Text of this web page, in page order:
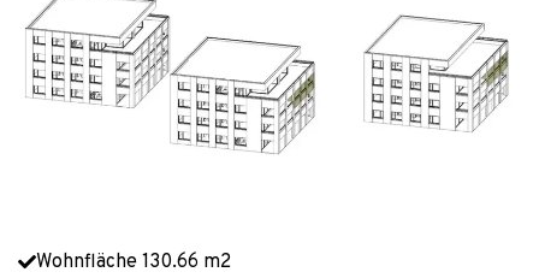
Wohnfläche 130.66 m2